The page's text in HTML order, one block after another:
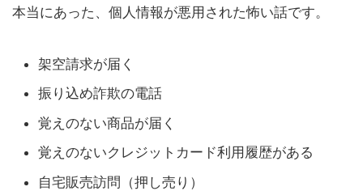
本当にあった、個人情報が悪用された怖い話です。
架空請求が届く
振り込め詐欺の電話
覚えのない商品が届く
覚えのないクレジットカード利用履歴がある
自宅販売訪問（押し売り）